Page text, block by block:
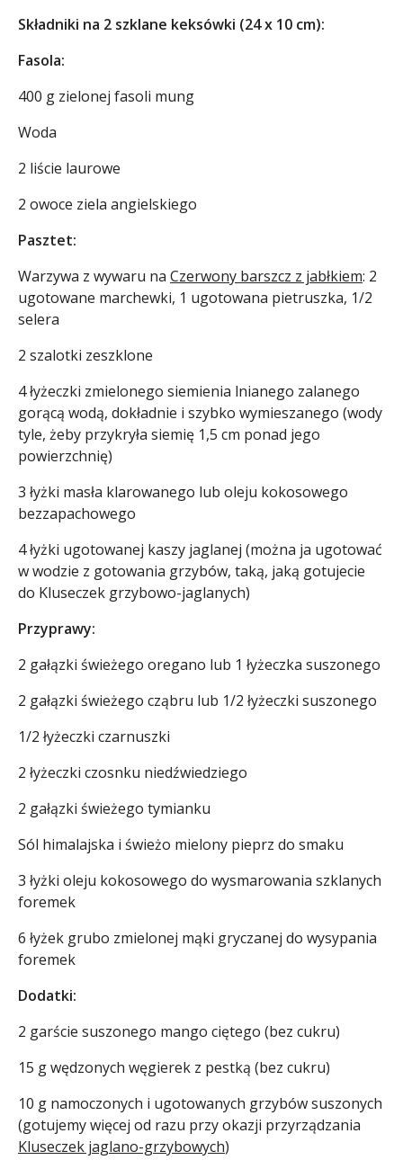
Składniki na 2 szklane keksówki (24 x 10 cm):
Fasola:
400 g zielonej fasoli mung
Woda
2 liście laurowe
2 owoce ziela angielskiego
Pasztet:
Warzywa z wywaru na Czerwony barszcz z jabłkiem: 2
ugotowane marchewki, 1 ugotowana pietruszka, 1/2
selera
2 szalotki zeszklone
4 łyżeczki zmielonego siemienia lnianego zalanego
gorącą wodą, dokładnie i szybko wymieszanego (wody
tyle, żeby przykryła siemię 1,5 cm ponad jego
powierzchnię)
3 łyżki masła klarowanego lub oleju kokosowego
bezzapachowego
4 łyżki ugotowanej kaszy jaglanej (można ja ugotować
w wodzie z gotowania grzybów, taką, jaką gotujecie
do Kluseczek grzybowo-jaglanych)
Przyprawy:
2 gałązki świeżego oregano lub 1 łyżeczka suszonego
2 gałązki świeżego cząbru lub 1/2 łyżeczki suszonego
1/2 łyżeczki czarnuszki
2 łyżeczki czosnku niedźwiedziego
2 gałązki świeżego tymianku
Sól himalajska i świeżo mielony pieprz do smaku
3 łyżki oleju kokosowego do wysmarowania szklanych
foremek
6 łyżek grubo zmielonej mąki gryczanej do wysypania
foremek
Dodatki:
2 garście suszonego mango ciętego (bez cukru)
15 g wędzonych węgierek z pestką (bez cukru)
10 g namoczonych i ugotowanych grzybów suszonych
(gotujemy więcej od razu przy okazji przyrządzania
Kluseczek jaglano-grzybowych)